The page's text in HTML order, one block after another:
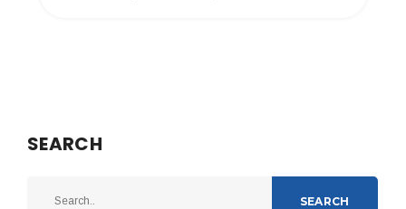
SEARCH
SEARCH